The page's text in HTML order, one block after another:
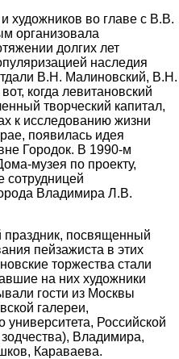
художников во главе с В.В.
организовала
долгих лет
наследия
В.Н. Малиновский, В.Н.
когда левитановский
творческий капитал,
к исследованию жизни
появилась идея
Городок. В 1990-м
музея по проекту,
сотрудницей
Владимира Л.В.
праздник, посвященный
пейзажиста в этих
торжества стали
на них художники
гости из Москвы
галереи,
университета, Российской
Владимира,
Караваева.